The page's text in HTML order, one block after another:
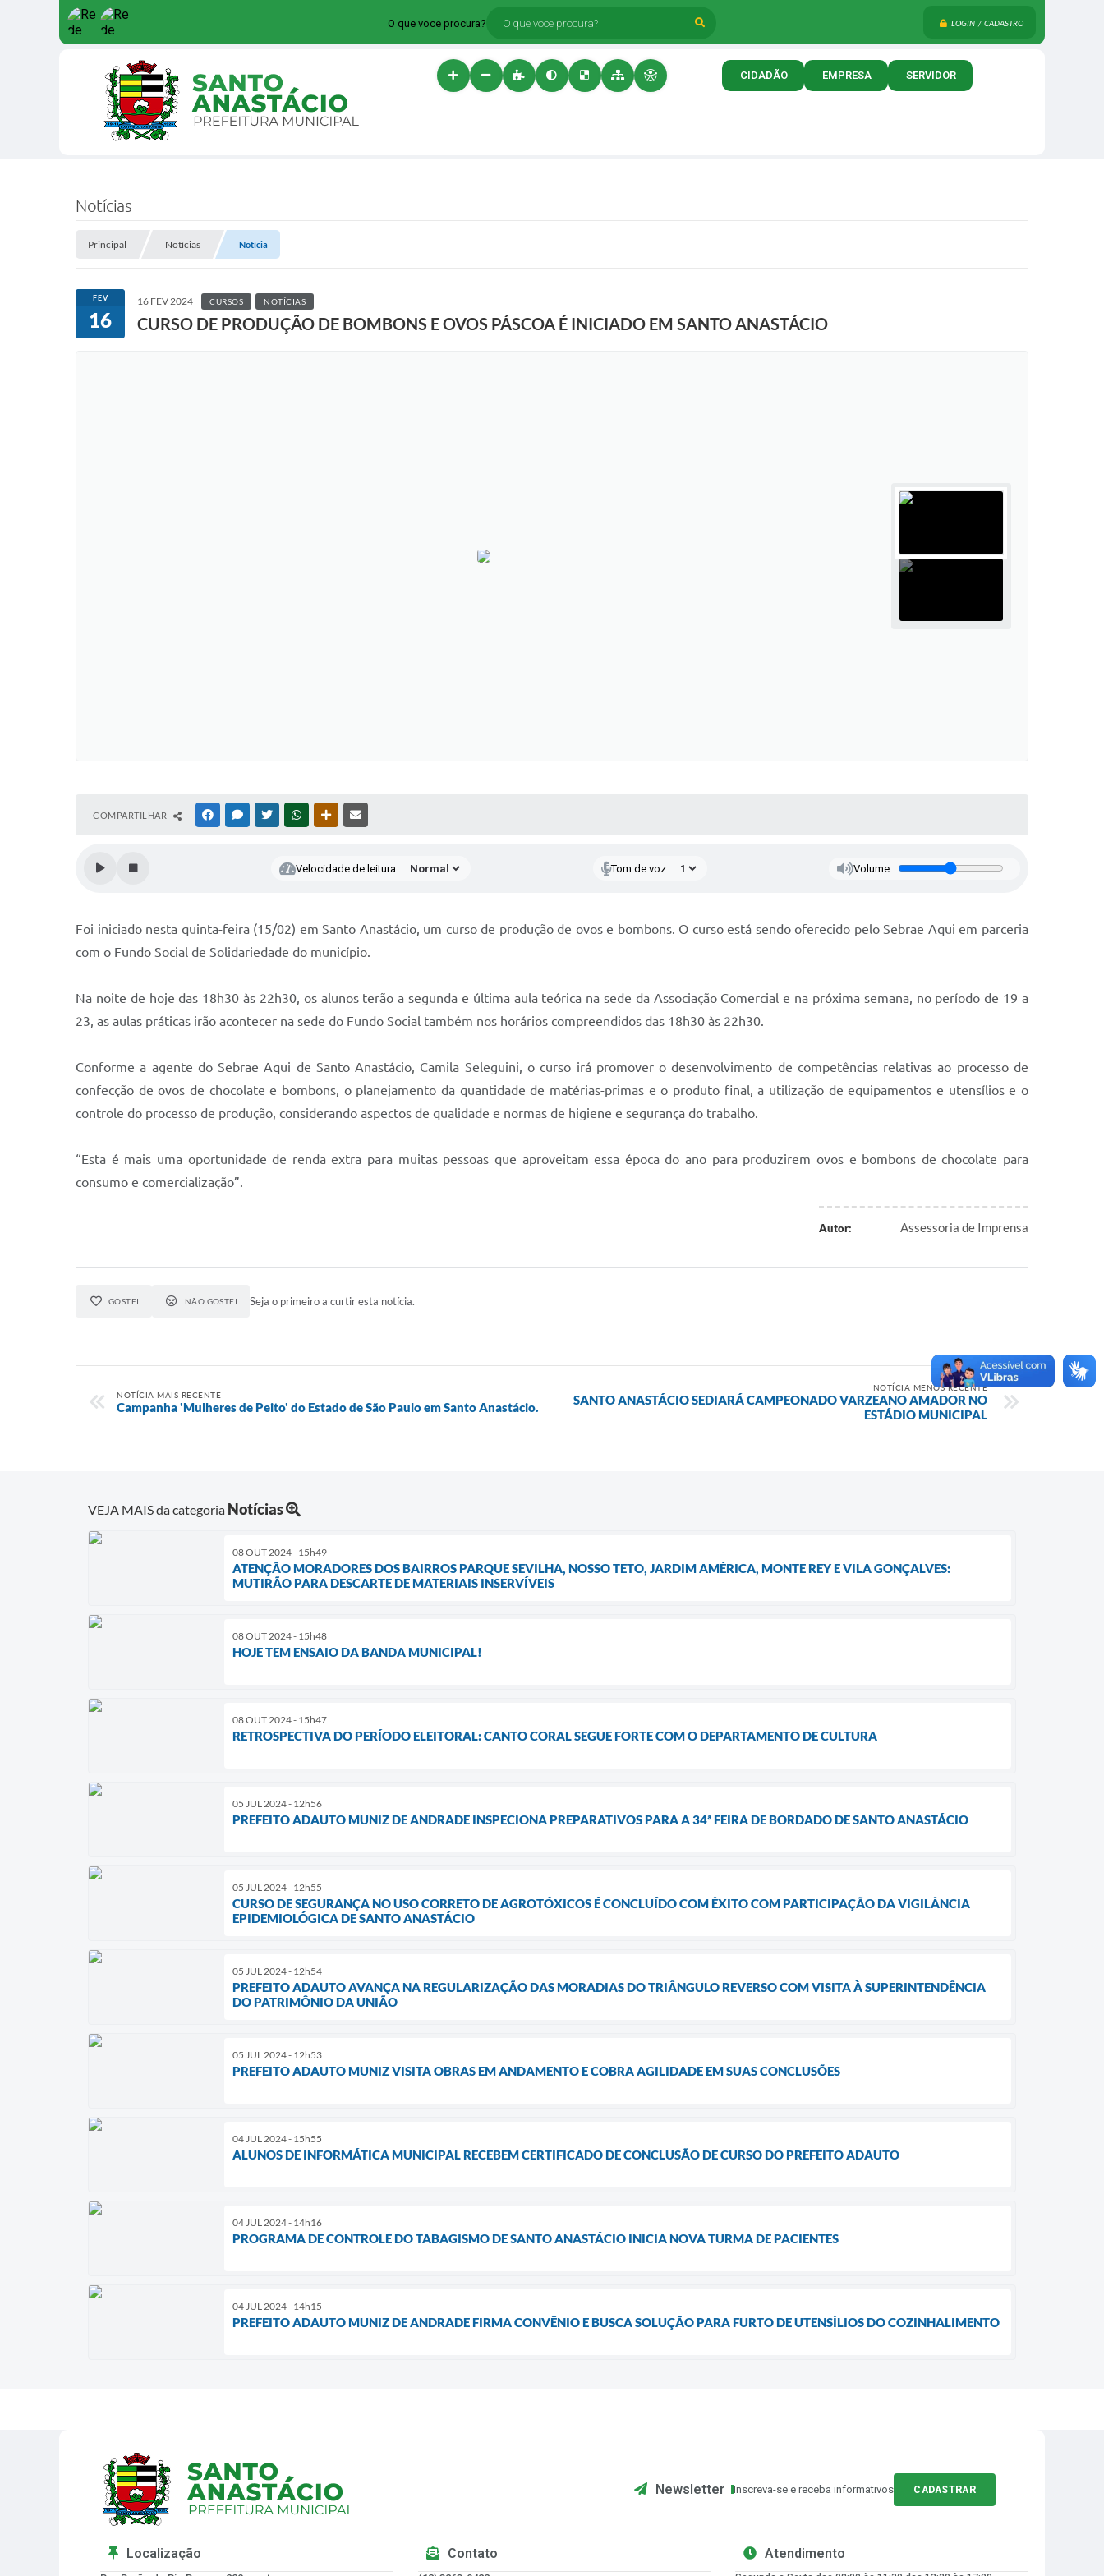
LOGIN / CADASTRO
O que voce procura?
CIDADÃO EMPRESA SERVIDOR
Notícias
Principal Notícias Notícia
FEV
16
16 FEV 2024 CURSOS NOTÍCIAS
CURSO DE PRODUÇÃO DE BOMBONS E OVOS PÁSCOA É INICIADO EM SANTO ANASTÁCIO
COMPARTILHAR FACEBOOKMESSENGER
TWITTERWHATSAPPOUTRAS MÍDIAS
Velocidade de leitura: Tom de voz: Volume
Foi iniciado nesta quinta-feira (15/02) em Santo Anastácio, um curso de produção de ovos e bombons. O curso está sendo oferecido pelo Sebrae Aqui em parceria
com o Fundo Social de Solidariedade do município.
Na noite de hoje das 18h30 às 22h30, os alunos terão a segunda e última aula teórica na sede da Associação Comercial e na próxima semana, no período de 19 a
23, as aulas práticas irão acontecer na sede do Fundo Social também nos horários compreendidos das 18h30 às 22h30.
Conforme a agente do Sebrae Aqui de Santo Anastácio, Camila Seleguini, o curso irá promover o desenvolvimento de competências relativas ao processo de
confecção de ovos de chocolate e bombons, o planejamento da quantidade de matérias-primas e o produto final, a utilização de equipamentos e utensílios e o
controle do processo de produção, considerando aspectos de qualidade e normas de higiene e segurança do trabalho.
“Esta é mais uma oportunidade de renda extra para muitas pessoas que aproveitam essa época do ano para produzirem ovos e bombons de chocolate para
consumo e comercialização”.
Autor: Assessoria de Imprensa
GOSTEI NÃO GOSTEI Seja o primeiro a curtir esta notícia.
NOTÍCIA MAIS RECENTE
Campanha 'Mulheres de Peito' do Estado de São Paulo em Santo Anastácio.
NOTÍCIA MENOS RECENTE
SANTO ANASTÁCIO SEDIARÁ CAMPEONADO VARZEANO AMADOR NO
ESTÁDIO MUNICIPAL
VEJA MAIS da categoria Notícias
08 OUT 2024 - 15h49
ATENÇÃO MORADORES DOS BAIRROS PARQUE SEVILHA, NOSSO TETO, JARDIM AMÉRICA, MONTE REY E VILA GONÇALVES:
MUTIRÃO PARA DESCARTE DE MATERIAIS INSERVÍVEIS
08 OUT 2024 - 15h48
HOJE TEM ENSAIO DA BANDA MUNICIPAL!
08 OUT 2024 - 15h47
RETROSPECTIVA DO PERÍODO ELEITORAL: CANTO CORAL SEGUE FORTE COM O DEPARTAMENTO DE CULTURA
05 JUL 2024 - 12h56
PREFEITO ADAUTO MUNIZ DE ANDRADE INSPECIONA PREPARATIVOS PARA A 34ª FEIRA DE BORDADO DE SANTO ANASTÁCIO
05 JUL 2024 - 12h55
CURSO DE SEGURANÇA NO USO CORRETO DE AGROTÓXICOS É CONCLUÍDO COM ÊXITO COM PARTICIPAÇÃO DA VIGILÂNCIA
EPIDEMIOLÓGICA DE SANTO ANASTÁCIO
05 JUL 2024 - 12h54
PREFEITO ADAUTO AVANÇA NA REGULARIZAÇÃO DAS MORADIAS DO TRIÂNGULO REVERSO COM VISITA À SUPERINTENDÊNCIA
DO PATRIMÔNIO DA UNIÃO
05 JUL 2024 - 12h53
PREFEITO ADAUTO MUNIZ VISITA OBRAS EM ANDAMENTO E COBRA AGILIDADE EM SUAS CONCLUSÕES
04 JUL 2024 - 15h55
ALUNOS DE INFORMÁTICA MUNICIPAL RECEBEM CERTIFICADO DE CONCLUSÃO DE CURSO DO PREFEITO ADAUTO
04 JUL 2024 - 14h16
PROGRAMA DE CONTROLE DO TABAGISMO DE SANTO ANASTÁCIO INICIA NOVA TURMA DE PACIENTES
04 JUL 2024 - 14h15
PREFEITO ADAUTO MUNIZ DE ANDRADE FIRMA CONVÊNIO E BUSCA SOLUÇÃO PARA FURTO DE UTENSÍLIOS DO COZINHALIMENTO
Localização Contato Atendimento
Newsletter Inscreva-se e receba informativos CADASTRAR